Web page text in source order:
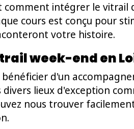
intégrer le vitrail
cours est conçu pour
votre histoire.
week-end en
d'un
divers lieux d'exception
nous trouver facilement